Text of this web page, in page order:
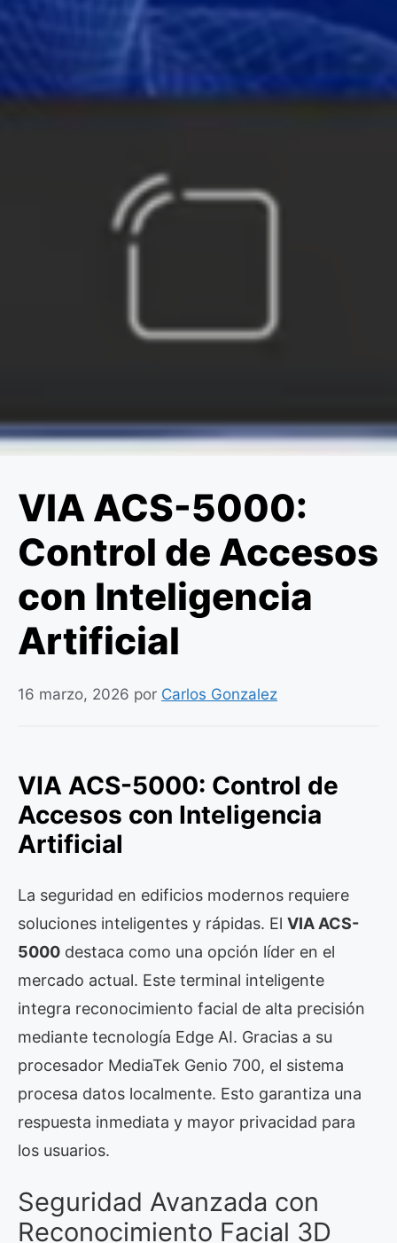
VIA ACS-5000:
Control de Accesos
con Inteligencia
Artificial
16 marzo, 2026 por Carlos Gonzalez
VIA ACS-5000: Control de
Accesos con Inteligencia
Artificial
La seguridad en edificios modernos requiere
soluciones inteligentes y rápidas. El VIA ACS-
5000 destaca como una opción líder en el
mercado actual. Este terminal inteligente
integra reconocimiento facial de alta precisión
mediante tecnología Edge AI. Gracias a su
procesador MediaTek Genio 700, el sistema
procesa datos localmente. Esto garantiza una
respuesta inmediata y mayor privacidad para
los usuarios.
Seguridad Avanzada con
Reconocimiento Facial 3D